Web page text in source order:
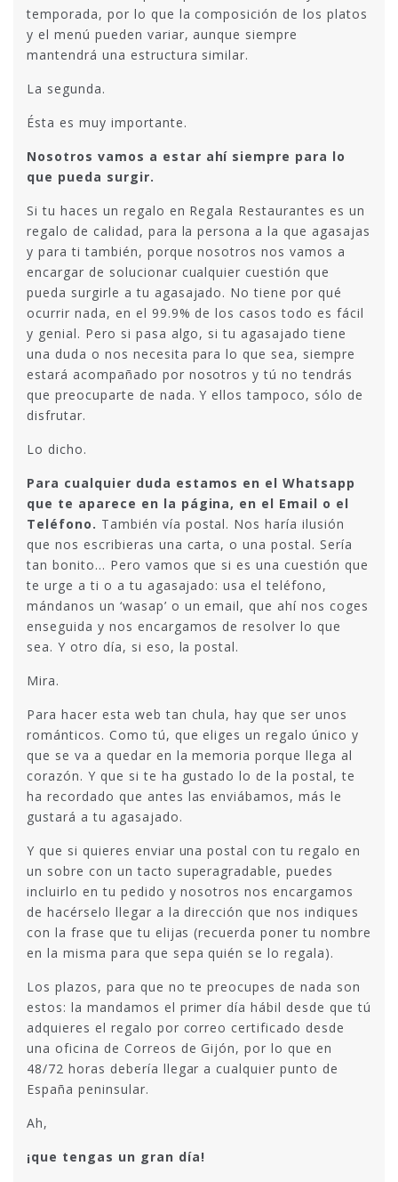
temporada, por lo que la composición de los platos
y el menú pueden variar, aunque siempre
mantendrá una estructura similar.
La segunda.
Ésta es muy importante.
Nosotros vamos a estar ahí siempre para lo
que pueda surgir.
Si tu haces un regalo en Regala Restaurantes es un
regalo de calidad, para la persona a la que agasajas
y para ti también, porque nosotros nos vamos a
encargar de solucionar cualquier cuestión que
pueda surgirle a tu agasajado. No tiene por qué
ocurrir nada, en el 99.9% de los casos todo es fácil
y genial. Pero si pasa algo, si tu agasajado tiene
una duda o nos necesita para lo que sea, siempre
estará acompañado por nosotros y tú no tendrás
que preocuparte de nada. Y ellos tampoco, sólo de
disfrutar.
Lo dicho.
Para cualquier duda estamos en el Whatsapp
que te aparece en la página, en el Email o el
Teléfono. También vía postal. Nos haría ilusión
que nos escribieras una carta, o una postal. Sería
tan bonito… Pero vamos que si es una cuestión que
te urge a ti o a tu agasajado: usa el teléfono,
mándanos un ‘wasap’ o un email, que ahí nos coges
enseguida y nos encargamos de resolver lo que
sea. Y otro día, si eso, la postal.
Mira.
Para hacer esta web tan chula, hay que ser unos
románticos. Como tú, que eliges un regalo único y
que se va a quedar en la memoria porque llega al
corazón. Y que si te ha gustado lo de la postal, te
ha recordado que antes las enviábamos, más le
gustará a tu agasajado.
Y que si quieres enviar una postal con tu regalo en
un sobre con un tacto superagradable, puedes
incluirlo en tu pedido y nosotros nos encargamos
de hacérselo llegar a la dirección que nos indiques
con la frase que tu elijas (recuerda poner tu nombre
en la misma para que sepa quién se lo regala).
Los plazos, para que no te preocupes de nada son
estos: la mandamos el primer día hábil desde que tú
adquieres el regalo por correo certificado desde
una oficina de Correos de Gijón, por lo que en
48/72 horas debería llegar a cualquier punto de
España peninsular.
Ah,
¡que tengas un gran día!